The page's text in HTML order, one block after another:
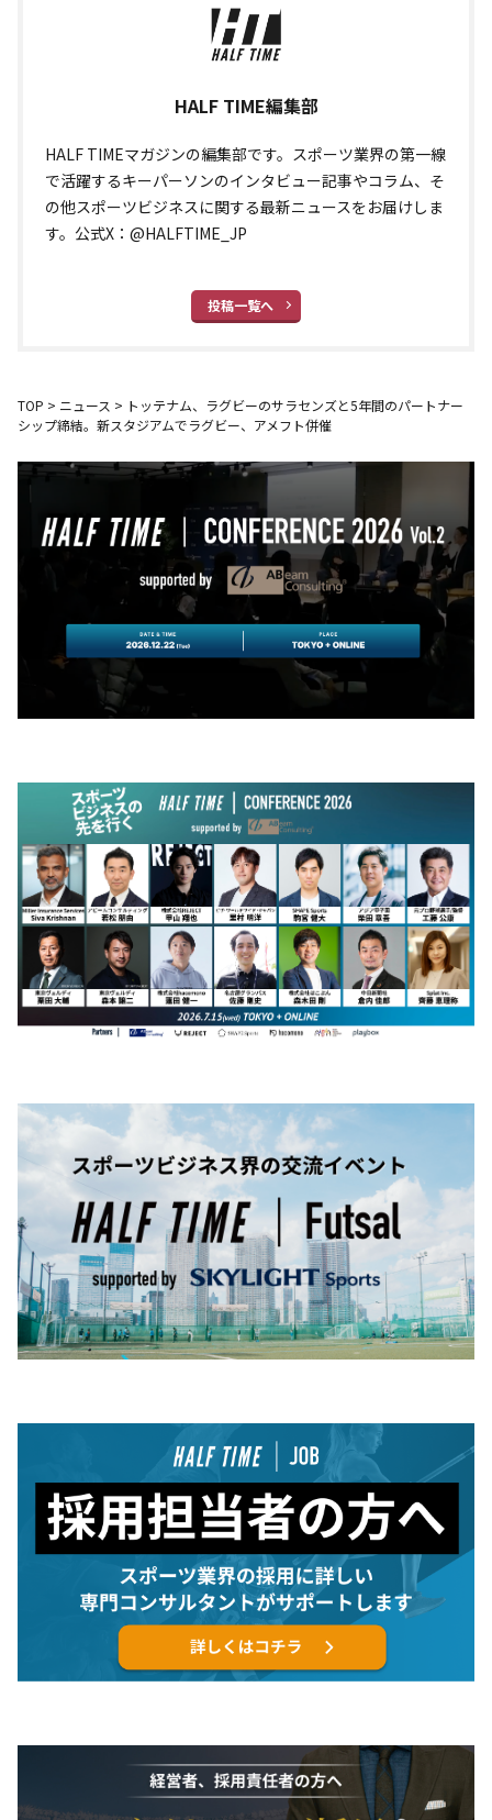
HALF TIME編集部
HALF TIMEマガジンの編集部です。スポーツ業界の第一線
で活躍するキーパーソンのインタビュー記事やコラム、そ
の他スポーツビジネスに関する最新ニュースをお届けしま
す。公式X：@HALFTIME_JP
投稿一覧へ
TOP > ニュース > トッテナム、ラグビーのサラセンズと5年間のパートナー
シップ締結。新スタジアムでラグビー、アメフト併催